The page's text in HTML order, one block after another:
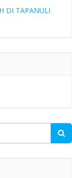
DI TAPANULI